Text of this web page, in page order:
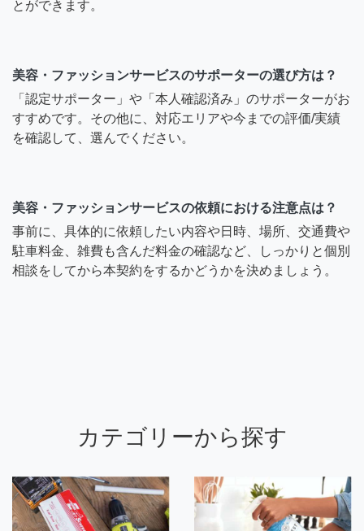
とができます。
美容・ファッションサービスのサポーターの選び方は？
「認定サポーター」や「本人確認済み」のサポーターがお
すすめです。その他に、対応エリアや今までの評価/実績
を確認して、選んでください。
美容・ファッションサービスの依頼における注意点は？
事前に、具体的に依頼したい内容や日時、場所、交通費や
駐車料金、雑費も含んだ料金の確認など、しっかりと個別
相談をしてから本契約をするかどうかを決めましょう。
カテゴリーから探す